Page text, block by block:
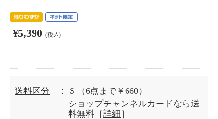
¥5,390 (税込)
送料区分 ： S
（6点まで￥660）
ショップチャンネルカードなら送
料無料［詳細 ］